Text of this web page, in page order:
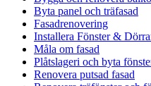
Byta panel och träfasad
Fasadrenovering
Installera Fönster &
Måla om fasad
Plåtslageri och byta
Renovera putsad fasad